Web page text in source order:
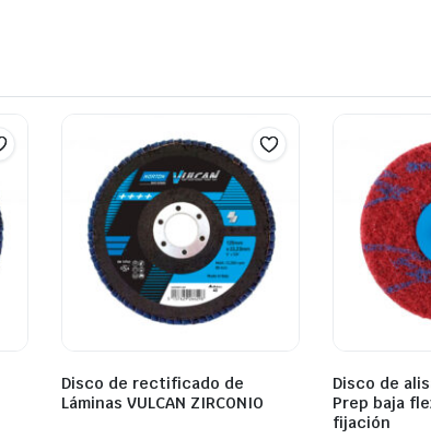
Disco de rectificado de
Láminas VULCAN ZIRCONIO
Disco de
Prep baja
fijación